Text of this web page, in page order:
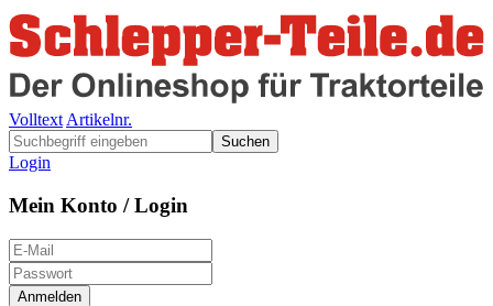
Volltext Artikelnr.
Suchen
Login
Mein Konto / Login